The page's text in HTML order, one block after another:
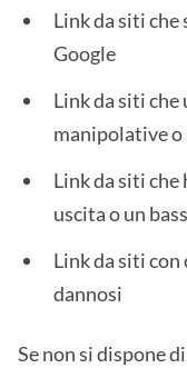
Link da siti
Google
Link da siti
manipolative
Link da siti
uscita o un
Link da siti
dannosi
Se non si dispone